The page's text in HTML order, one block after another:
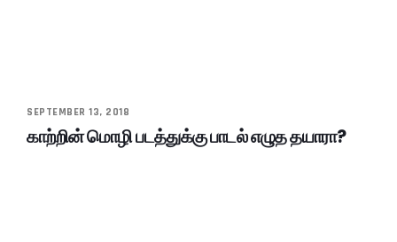
SEPTEMBER 13, 2018
காற்றின் மொழி படத்துக்கு பாடல் எழுத தயாரா?